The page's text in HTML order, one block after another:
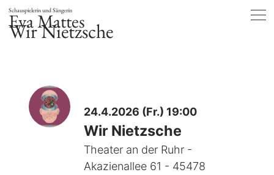
Schauspielerin und Sängerin
Eva Mattes
Wir Nietzsche
24.4.2026 (Fr.) 19:00
Wir Nietzsche
Theater an der Ruhr -
Akazienallee 61 - 45478